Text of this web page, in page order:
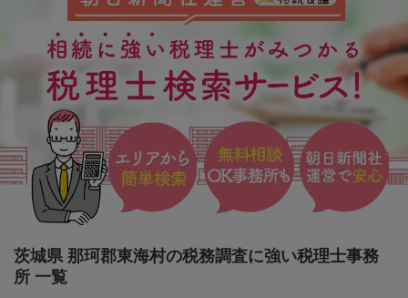
茨城県 那珂郡東海村の税務調査に強い税理士事務
所 一覧